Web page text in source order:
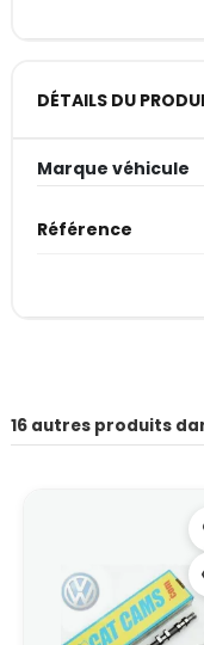
DÉTAILS DU
Marque véhicule
Référence
16 autres produits